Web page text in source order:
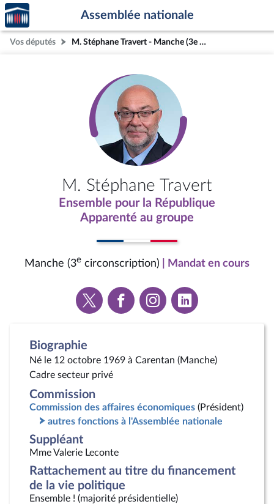
Aller au contenu
Aller en bas de la page
Accèder
à la
page
d'accueil
Assemblée nationale
Vos députés M. Stéphane Travert - Manche (3e circonscription)
M. Stéphane Travert
Ensemble pour la République
Apparenté au groupe
Manche (3e circonscription) | Mandat en cours
Voir
la
Voir
la
Voir
la
Voir
la
Biographie
Né le 12 octobre 1969 à Carentan (Manche)
Cadre secteur privé
Commission
Commission des affaires économiques (Président)
autres fonctions à l'Assemblée nationale
Suppléant
Mme Valerie Leconte
Rattachement au titre du financement
de la vie politique
Ensemble ! (majorité présidentielle)